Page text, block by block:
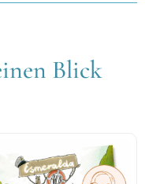
Blick